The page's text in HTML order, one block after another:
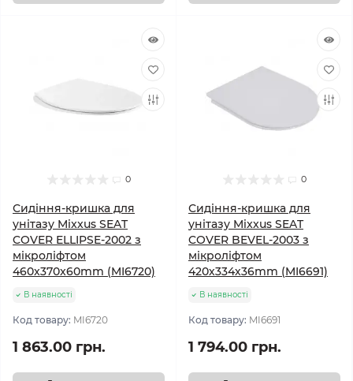
0
Сидіння-кришка для
унітазу Mixxus SEAT
COVER ELLIPSE-2002 з
мікроліфтом
460x370x60mm (MI6720)
В наявності
Код товару: MI6720
1 863.00 грн.
0
Сидіння-кришка для
унітазу Mixxus SEAT
COVER BEVEL-2003 з
мікроліфтом
420х334х36mm (MI6691)
В наявності
Код товару: MI6691
1 794.00 грн.